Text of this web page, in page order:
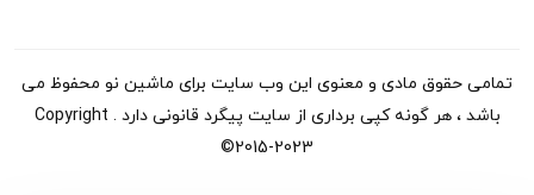
تمامی حقوق مادی و معنوی این وب سایت برای ماشین نو محفوظ می
باشد ، هر گونه کپی برداری از سایت پیگرد قانونی دارد . Copyright
©2015-2023